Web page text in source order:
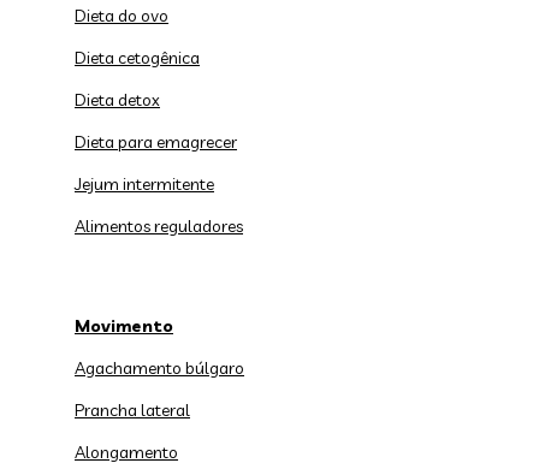
Dieta do ovo
Dieta cetogênica
Dieta detox
Dieta para emagrecer
Jejum intermitente
Alimentos reguladores
Movimento
Agachamento búlgaro
Prancha lateral
Alongamento